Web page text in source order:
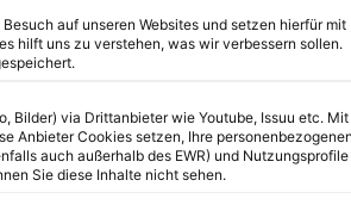
auf unseren Websites und setzen hierfür mit
hilft uns zu verstehen, was wir verbessern sollen.
Bilder) via Drittanbieter wie Youtube, Issuu etc. Mit
Anbieter Cookies setzen, Ihre personenbezogenen
auch außerhalb des EWR) und Nutzungsprofile
Sie diese Inhalte nicht sehen.